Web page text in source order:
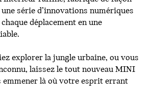
série d’innovations numériques
déplacement en une
explorer la jungle urbaine, ou vous
laissez le tout nouveau MINI
emmener là où votre esprit errant